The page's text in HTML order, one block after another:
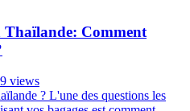
Thaïlande: Comment
views
? L'une des questions les